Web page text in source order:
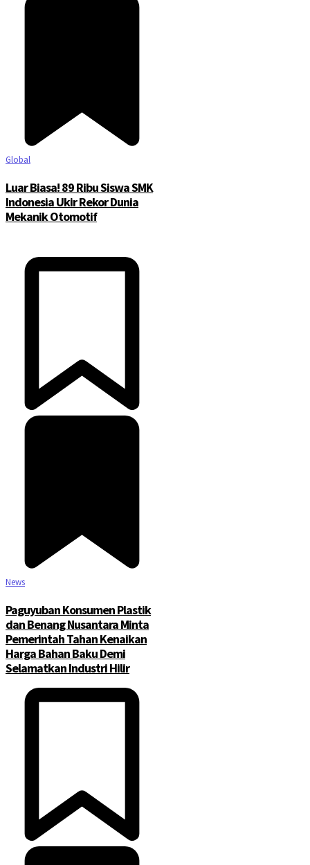
Global
Luar Biasa! 89 Ribu Siswa SMK
Indonesia Ukir Rekor Dunia
Mekanik Otomotif
News
Paguyuban Konsumen Plastik
dan Benang Nusantara Minta
Pemerintah Tahan Kenaikan
Harga Bahan Baku Demi
Selamatkan Industri Hilir